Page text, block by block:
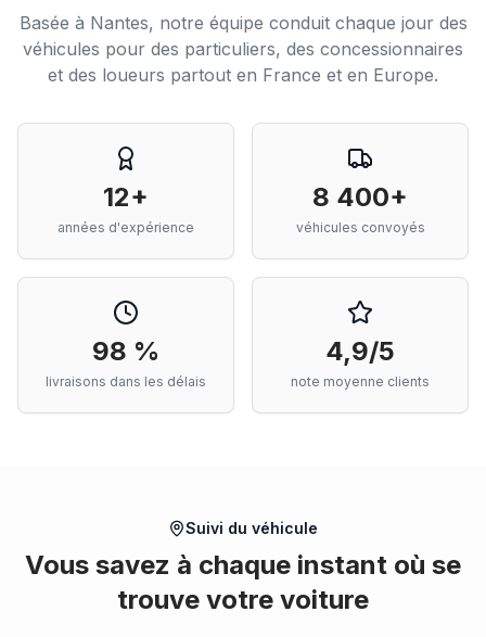
Basée à Nantes, notre équipe conduit chaque jour des
véhicules pour des particuliers, des concessionnaires
et des loueurs partout en France et en Europe.
12+
années d'expérience
8 400+
véhicules convoyés
98 %
livraisons dans les délais
4,9/5
note moyenne clients
Suivi du véhicule
Vous savez à chaque instant où se
trouve votre voiture